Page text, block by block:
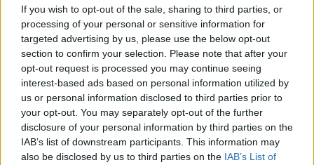
If you wish to opt-out of the sale, sharing to third parties, or
processing of your personal or sensitive information for
targeted advertising by us, please use the below opt-out
section to confirm your selection. Please note that after your
opt-out request is processed you may continue seeing
interest-based ads based on personal information utilized by
us or personal information disclosed to third parties prior to
your opt-out. You may separately opt-out of the further
disclosure of your personal information by third parties on the
IAB’s list of downstream participants. This information may
also be disclosed by us to third parties on the IAB’s List of
RadioMediaset: trend positivo per l’adv nei primi 4
mesi del 2026, al via il 105 Summer Festival